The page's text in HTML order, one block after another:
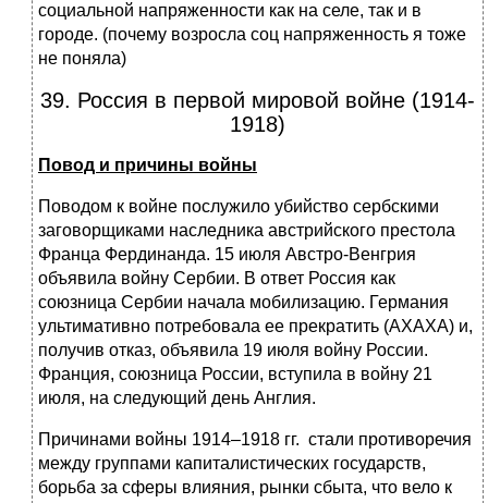
социальной напряженности как на селе, так и в
городе. (почему возросла соц напряженность я тоже
не поняла)
39. Россия в первой мировой войне (1914-
1918)
Повод и причины войны
Поводом к войне послужило убийство сербскими
заговорщиками наследника австрийского престола
Франца Фердинанда. 15 июля Австро-Венгрия
объявила войну Сербии. В ответ Россия как
союзница Сербии начала мобилизацию. Германия
ультимативно потребовала ее прекратить (АХАХА) и,
получив отказ, объявила 19 июля войну России.
Франция, союзница России, вступила в войну 21
июля, на следующий день Англия.
Причинами войны 1914–1918 гг. стали противоречия
между группами капиталистических государств,
борьба за сферы влияния, рынки сбыта, что вело к